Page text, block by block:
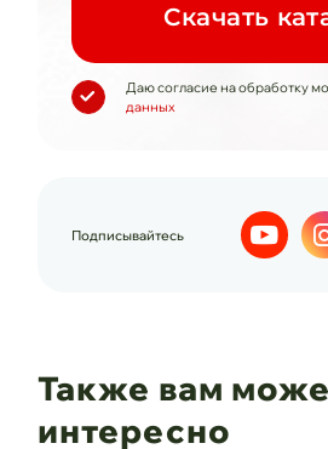
Cкачать
Даю согласие на обработку
данных
Подписывайтесь
Также вам
интересно